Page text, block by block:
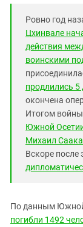
Ровно год
Цхинвале
действия
воинскими
продлились 5
окончена
Итогом
Южной
Михаил
Вскоре после
По данным Южной
погибли 1492